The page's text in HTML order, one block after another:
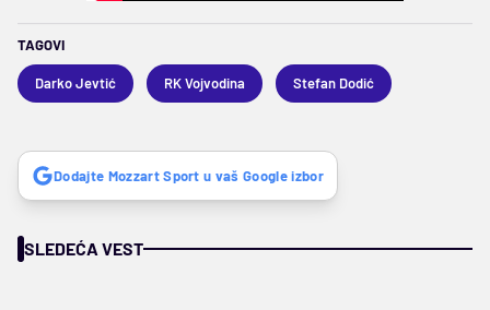
TAGOVI
Darko Jevtić RK Vojvodina Stefan Dodić
Dodajte Mozzart Sport u vaš Google izbor
SLEDEĆA VEST